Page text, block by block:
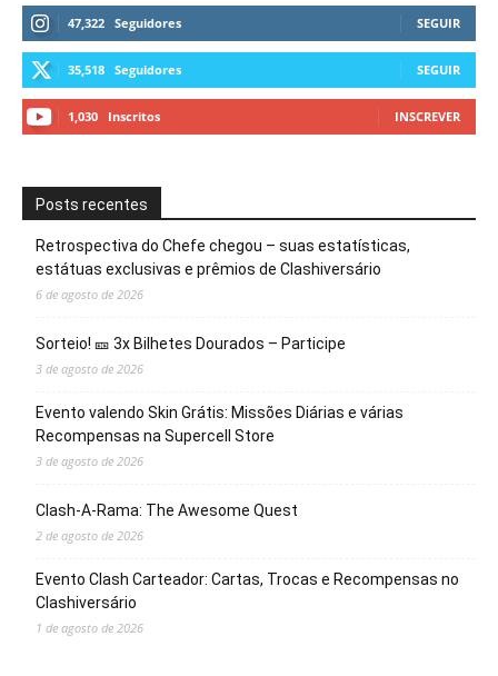
47,322 Seguidores SEGUIR
35,518 Seguidores SEGUIR
1,030 Inscritos INSCREVER
Posts recentes
Retrospectiva do Chefe chegou – suas estatísticas,
estátuas exclusivas e prêmios de Clashiversário
6 de agosto de 2026
Sorteio! 🎫 3x Bilhetes Dourados – Participe
3 de agosto de 2026
Evento valendo Skin Grátis: Missões Diárias e várias
Recompensas na Supercell Store
3 de agosto de 2026
Clash-A-Rama: The Awesome Quest
2 de agosto de 2026
Evento Clash Carteador: Cartas, Trocas e Recompensas no
Clashiversário
1 de agosto de 2026